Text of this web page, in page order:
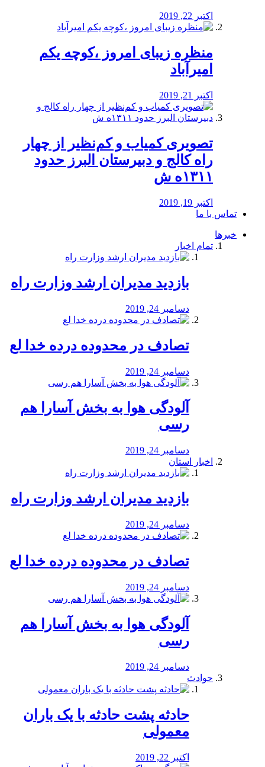
اکتبر 22, 2019
منظره‌‌ زیبای امروز ،کوچه یکم
امیرآباد
اکتبر 21, 2019
️تصویری کمیاب و کم‌نظیر از چهار
راه كالج و دبيرستان البرز حدود
۱۳۱۱ه ش
اکتبر 19, 2019
تماس با ما
خبرها
تمام اخبار
بازدید مدیران ارشد وزارت راه
دسامبر 24, 2019
تصادف در محدوده درده خدا لع
دسامبر 24, 2019
آلودگی هوا به بخش آسارا هم
رسی
دسامبر 24, 2019
اخبار استان
بازدید مدیران ارشد وزارت راه
دسامبر 24, 2019
تصادف در محدوده درده خدا لع
دسامبر 24, 2019
آلودگی هوا به بخش آسارا هم
رسی
دسامبر 24, 2019
حوادث
️حادثه پشت حادثه با یک باران
معمولی
اکتبر 22, 2019